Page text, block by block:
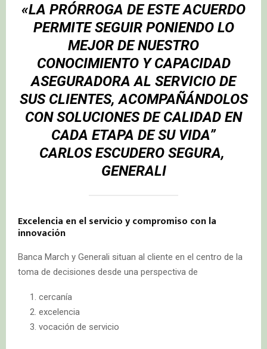
«LA PRÓRROGA DE ESTE ACUERDO
PERMITE SEGUIR PONIENDO LO
MEJOR DE NUESTRO
CONOCIMIENTO Y CAPACIDAD
ASEGURADORA AL SERVICIO DE
SUS CLIENTES, ACOMPAÑÁNDOLOS
CON SOLUCIONES DE CALIDAD EN
CADA ETAPA DE SU VIDA”
CARLOS ESCUDERO SEGURA,
GENERALI
Excelencia en el servicio y compromiso con la
innovación
Banca March y Generali situan al cliente en el centro de la
toma de decisiones desde una perspectiva de
cercanía
excelencia
vocación de servicio